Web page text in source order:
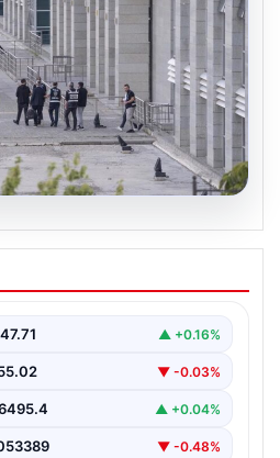
Geniş
Başkan
bulunan belediyeye
soruşturma kapsamında
Belediye…
47.71 ▲ +0.16%
▼ -0.03%
▲ +0.04%
▼ -0.48%